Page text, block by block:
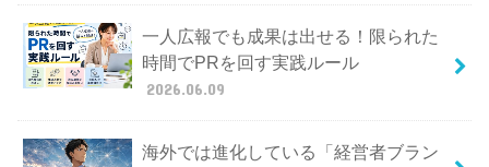
一人広報でも成果は出せる！限られた
時間でPRを回す実践ルール
2026.06.09
海外では進化している「経営者ブラン